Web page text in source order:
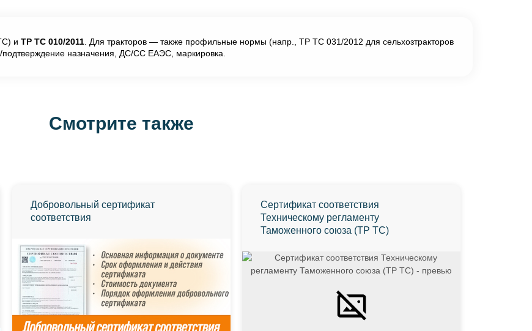
и ТР ТС 010/2011 . Для тракторов — также профильные нормы (напр., ТР ТС 031/2012 для сельхозтракторов
назначения, ДС/СС ЕАЭС, маркировка.
Смотрите также
Добровольный сертификат
соответствия
Сертификат соответствия
Техническому регламенту
Таможенного союза (ТР ТС)